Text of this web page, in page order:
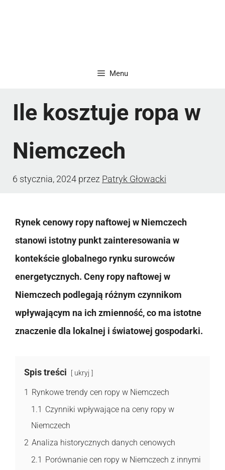
Menu
Ile kosztuje ropa w
Niemczech
6 stycznia, 2024 przez Patryk Głowacki
Rynek cenowy ropy naftowej w Niemczech
stanowi istotny punkt zainteresowania w
kontekście globalnego rynku surowców
energetycznych. Ceny ropy naftowej w
Niemczech podlegają różnym czynnikom
wpływającym na ich zmienność, co ma istotne
znaczenie dla lokalnej i światowej gospodarki.
Spis treści ukryj
1 Rynkowe trendy cen ropy w Niemczech
1.1 Czynniki wpływające na ceny ropy w
Niemczech
2 Analiza historycznych danych cenowych
2.1 Porównanie cen ropy w Niemczech z innymi